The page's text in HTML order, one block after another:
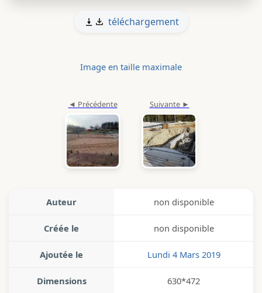
téléchargement
Image en taille maximale
Auteur non disponible
Créée le non disponible
Ajoutée le Lundi 4 Mars 2019
Dimensions 630*472